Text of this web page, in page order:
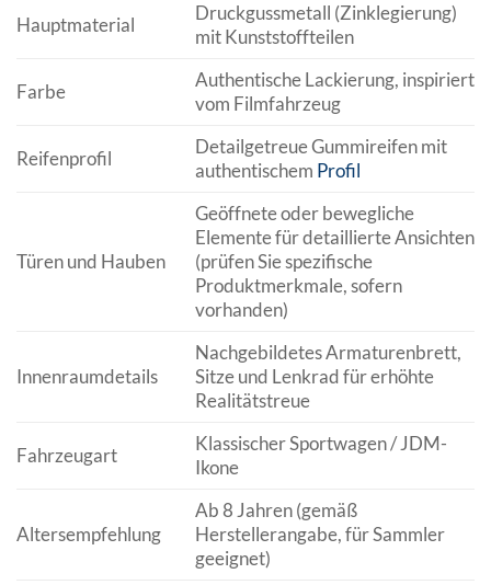
Hauptmaterial
Druckgussmetall (Zinklegierung)
mit Kunststoffteilen
Farbe
Authentische Lackierung, inspiriert
vom Filmfahrzeug
Reifenprofil
Detailgetreue Gummireifen mit
authentischem Profil
Türen und Hauben
Geöffnete oder bewegliche
Elemente für detaillierte Ansichten
(prüfen Sie spezifische
Produktmerkmale, sofern
vorhanden)
Innenraumdetails
Nachgebildetes Armaturenbrett,
Sitze und Lenkrad für erhöhte
Realitätstreue
Fahrzeugart
Klassischer Sportwagen / JDM-
Ikone
Altersempfehlung
Ab 8 Jahren (gemäß
Herstellerangabe, für Sammler
geeignet)